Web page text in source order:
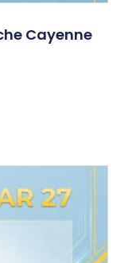
Cayenne